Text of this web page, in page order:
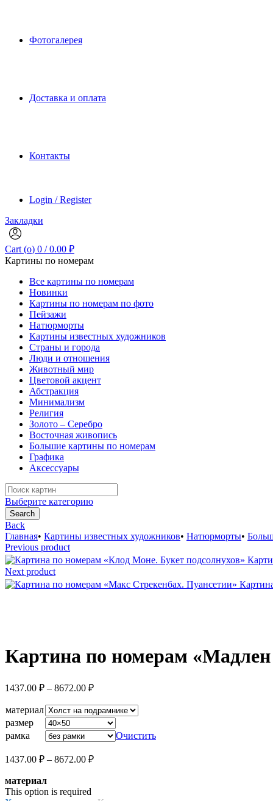
Фотогалерея
Доставка и оплата
Контакты
Login / Register
Закладки
Cart (o) 0 / 0.00 ₽
Картины по номерам
Все картины по номерам
Новинки
Картины по номерам по фото
Пейзажи
Натюрморты
Картины известных художников
Страны и города
Люди и отношения
Животный мир
Цветовой акцент
Абстракция
Минимализм
Религия
Золото – Серебро
Восточная живопись
Большие картины по номерам
Графика
Аксессуары
Search
for:
Выберите категорию
Search
Back
Главная• Картины известных художников• Натюрморты•
Previous product
Next product
Картина по номерам
1437.00 ₽ – 8672.00 ₽Диапазон
1437.00 ₽
–
8672.00 ₽
материал
размер
рамка
Очистить
1437.00 ₽ – 8672.00 ₽Диапазон
материал
This option is required